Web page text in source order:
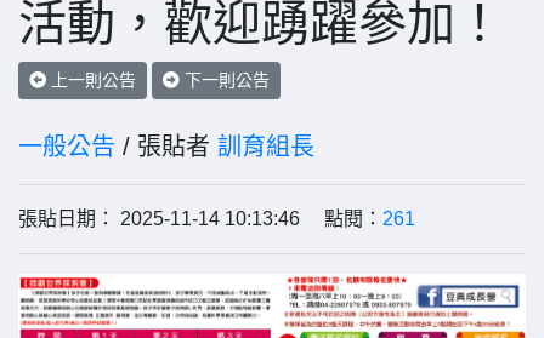
活動，歡迎踴躍參加！
上一則公告 下一則公告
一般公告 / 張貼者 訓育組長
張貼日期： 2025-11-14 10:13:46 點閱： 261